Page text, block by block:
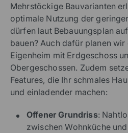
Mehrstöckige Bauvarianten
optimale Nutzung der
dürfen laut Bebauungsplan
bauen? Auch dafür planen
Eigenheim mit Erdgeschoss
Obergeschossen. Zudem
Features, die Ihr schmales
und einladender machen:
Offener Grundriss:
zwischen Wohnküche